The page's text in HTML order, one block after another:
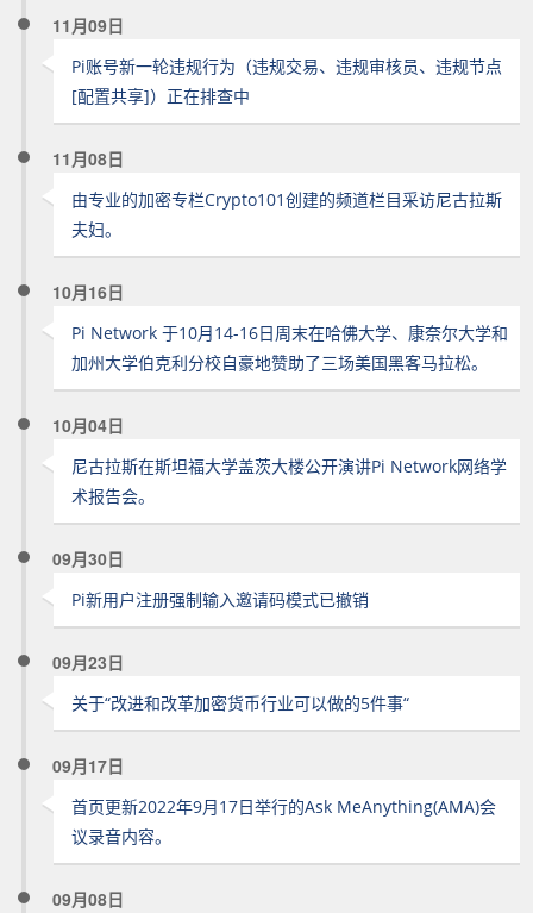
11月09日
Pi账号新一轮违规行为（违规交易、违规审核员、违规节点
[配置共享]）正在排查中
11月08日
由专业的加密专栏Crypto101创建的频道栏目采访尼古拉斯
夫妇。
10月16日
Pi Network 于10月14-16日周末在哈佛大学、康奈尔大学和
加州大学伯克利分校自豪地赞助了三场美国黑客马拉松。
10月04日
尼古拉斯在斯坦福大学盖茨大楼公开演讲Pi Network网络学
术报告会。
09月30日
Pi新用户注册强制输入邀请码模式已撤销
09月23日
关于“改进和改革加密货币行业可以做的5件事“
09月17日
首页更新2022年9月17日举行的Ask MeAnything(AMA)会
议录音内容。
09月08日